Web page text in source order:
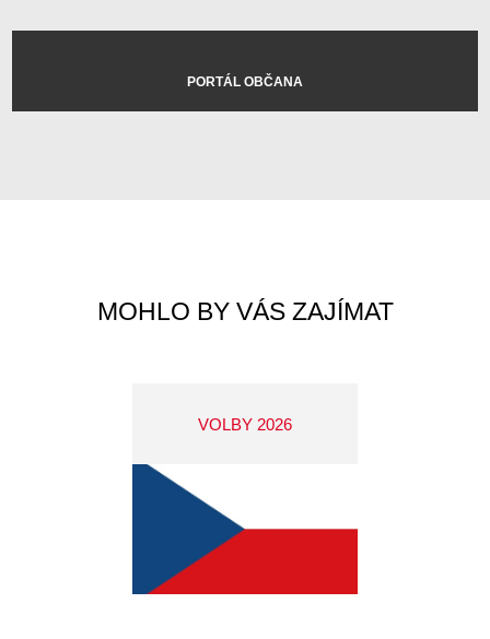
PORTÁL OBČANA
MOHLO BY VÁS ZAJÍMAT
VOLBY 2026